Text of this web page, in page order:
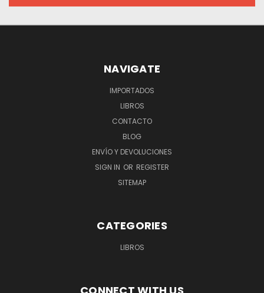
NAVIGATE
IMPORTADOS
LIBROS
CONTACTO
BLOG
ENVÍO Y DEVOLUCIONES
SIGN IN OR REGISTER
SITEMAP
CATEGORIES
LIBROS